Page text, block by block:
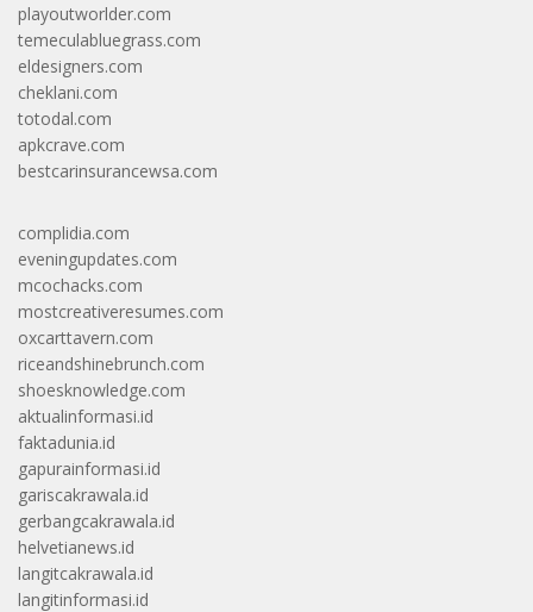
playoutworlder.com
temeculabluegrass.com
eldesigners.com
cheklani.com
totodal.com
apkcrave.com
bestcarinsurancewsa.com
complidia.com
eveningupdates.com
mcochacks.com
mostcreativeresumes.com
oxcarttavern.com
riceandshinebrunch.com
shoesknowledge.com
aktualinformasi.id
faktadunia.id
gapurainformasi.id
gariscakrawala.id
gerbangcakrawala.id
helvetianews.id
langitcakrawala.id
langitinformasi.id